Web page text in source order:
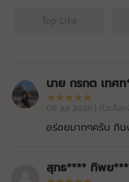
VITAXTRONG
30/09/2023 REAL WHEY PROTEIN
Vanilla
Top Like
นาย กรกต เทศ
09 Jul 2026 | ตัวเลื
อร่อยมากๆครับ กิ
สุทธ**** ทิพย